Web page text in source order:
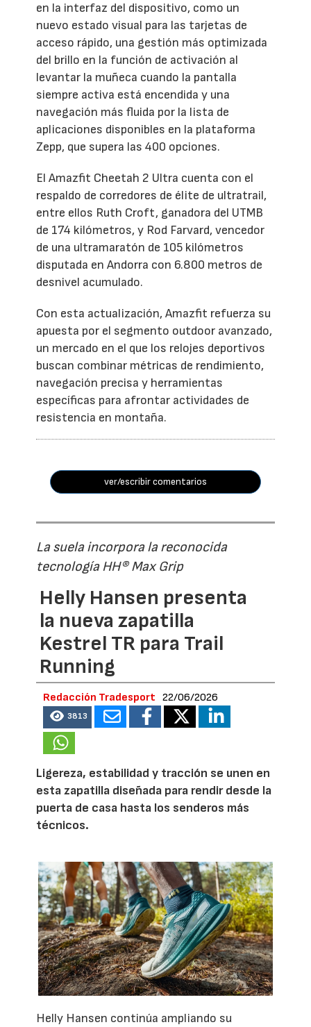
en la interfaz del dispositivo, como un
nuevo estado visual para las tarjetas de
acceso rápido, una gestión más optimizada
del brillo en la función de activación al
levantar la muñeca cuando la pantalla
siempre activa está encendida y una
navegación más fluida por la lista de
aplicaciones disponibles en la plataforma
Zepp, que supera las 400 opciones.
El Amazfit Cheetah 2 Ultra cuenta con el
respaldo de corredores de élite de ultratrail,
entre ellos Ruth Croft, ganadora del UTMB
de 174 kilómetros, y Rod Farvard, vencedor
de una ultramaratón de 105 kilómetros
disputada en Andorra con 6.800 metros de
desnivel acumulado.
Con esta actualización, Amazfit refuerza su
apuesta por el segmento outdoor avanzado,
un mercado en el que los relojes deportivos
buscan combinar métricas de rendimiento,
navegación precisa y herramientas
específicas para afrontar actividades de
resistencia en montaña.
ver/escribir comentarios
La suela incorpora la reconocida
tecnología HH® Max Grip
Helly Hansen presenta
la nueva zapatilla
Kestrel TR para Trail
Running
Redacción Tradesport 22/06/2026
3813
Ligereza, estabilidad y tracción se unen en
esta zapatilla diseñada para rendir desde la
puerta de casa hasta los senderos más
técnicos.
Helly Hansen continúa ampliando su